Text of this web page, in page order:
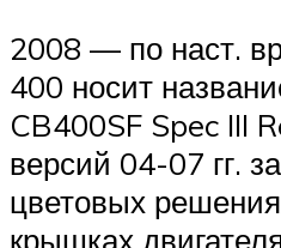
2008 — по наст.
400 носит
CB400SF Spec III
версий 04-07 гг.
цветовых
крышках